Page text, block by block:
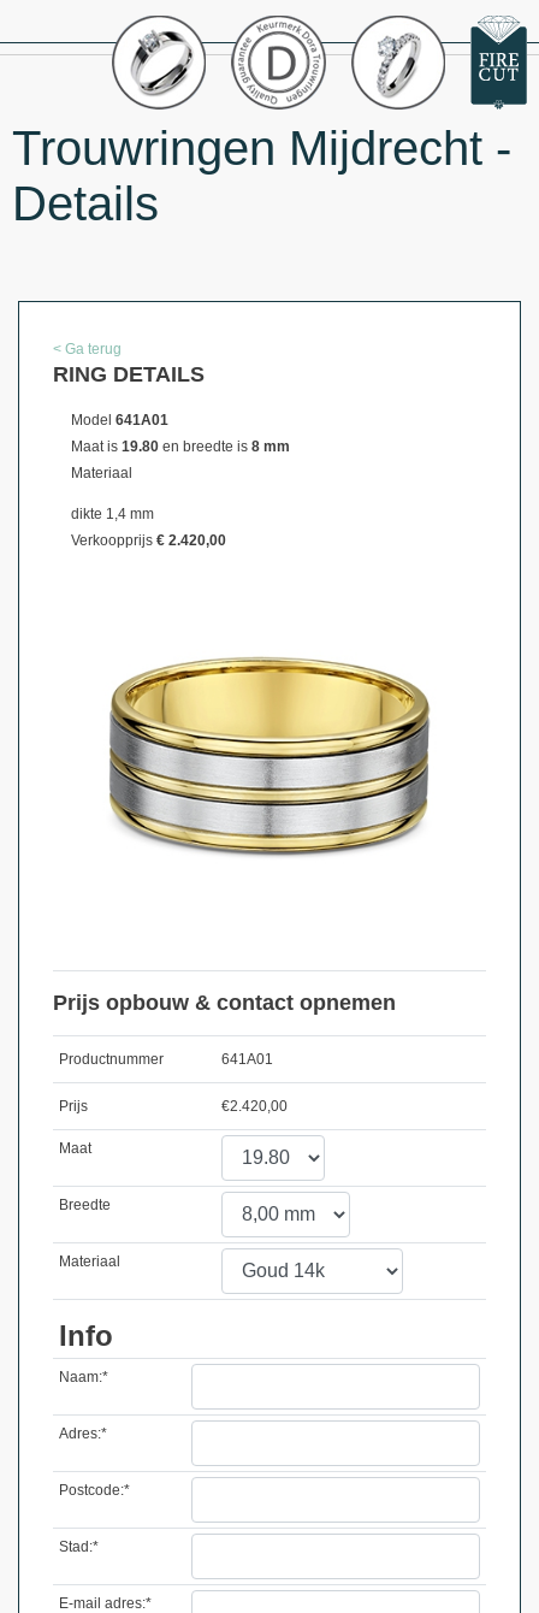
Trouwringen Mijdrecht -
Details
< Ga terug
RING DETAILS
Model 641A01
Maat is 19.80 en breedte is 8 mm
Materiaal
dikte 1,4 mm
Verkoopprijs € 2.420,00
Prijs opbouw & contact opnemen
Productnummer 641A01
Prijs €2.420,00
Maat
Breedte
Materiaal
Info
Naam:*
Adres:*
Postcode:*
Stad:*
E-mail adres:*